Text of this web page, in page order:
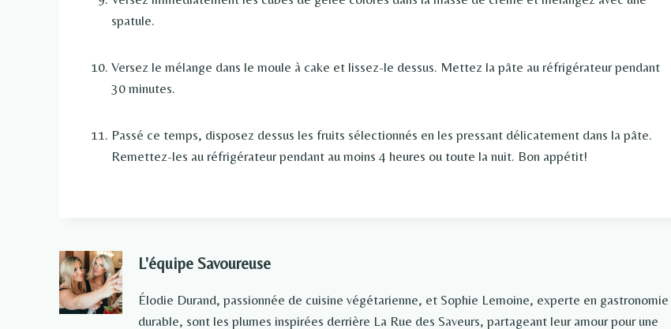
spatule.
Versez le mélange dans le moule à cake et lissez-le dessus. Mettez la pâte au réfrigérateur pendant
30 minutes.
Passé ce temps, disposez dessus les fruits sélectionnés en les pressant délicatement dans la pâte.
Remettez-les au réfrigérateur pendant au moins 4 heures ou toute la nuit. Bon appétit!
L'équipe Savoureuse
Élodie Durand, passionnée de cuisine végétarienne, et Sophie Lemoine, experte en gastronomie
durable, sont les plumes inspirées derrière La Rue des Saveurs, partageant leur amour pour une